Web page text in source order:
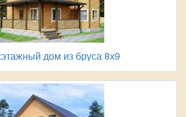
дом из бруса 8х9